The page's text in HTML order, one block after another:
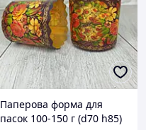
Паперова форма для
пасок 100-150 г (d70 h85)